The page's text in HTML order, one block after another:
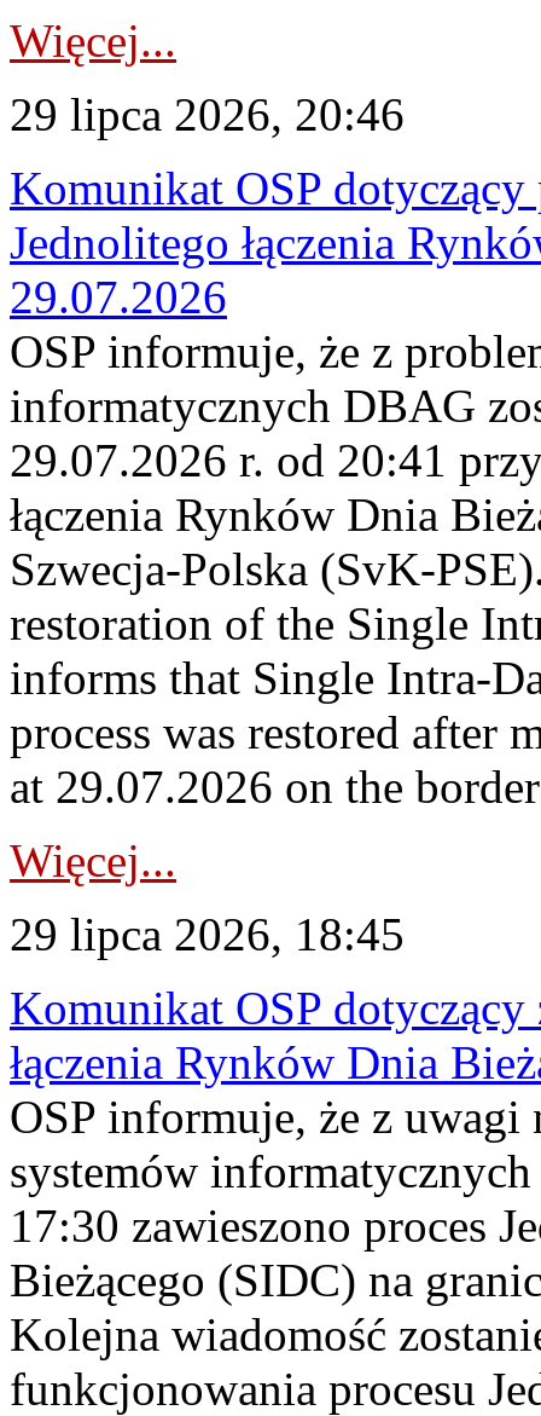
Więcej...
29 lipca 2026, 20:46
Komunikat OSP
Jednolitego łączenia
29.07.2026
OSP informuje, że z
informatycznych DBAG
29.07.2026 r. od 20:41
łączenia Rynków Dnia
Szwecja-Polska (SvK-
restoration of the Single
informs that Single Intra-
process was restored after
at 29.07.2026 on the
Więcej...
29 lipca 2026, 18:45
Komunikat OSP dotyczący
łączenia Rynków Dnia
OSP informuje, że z uwagi
systemów
17:30 zawieszono proces
Bieżącego (SIDC) na
Kolejna wiadomość
funkcjonowania procesu